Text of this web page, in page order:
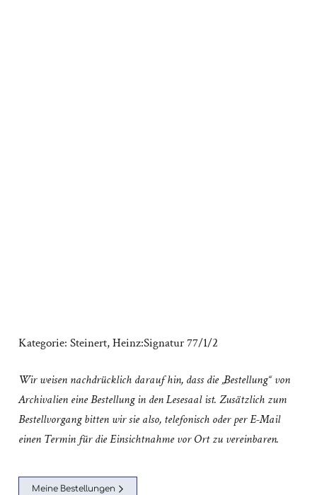
Kategorie: Steinert, Heinz:Signatur 77/1/2
Wir weisen nachdrücklich darauf hin, dass die „Bestellung“ von
Archivalien eine Bestellung in den Lesesaal ist. Zusätzlich zum
Bestellvorgang bitten wir sie also, telefonisch oder per E-Mail
einen Termin für die Einsichtnahme vor Ort zu vereinbaren.
Meine Bestellungen